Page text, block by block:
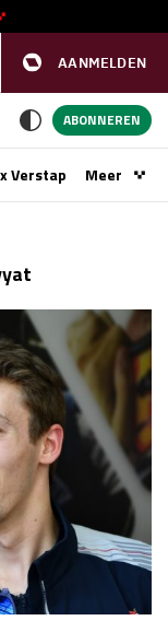
AANMELDEN
11 - 13 sep
24 - 26 sep
vr 14:00 - 15:00
za 13:00 - 15:00
09 - 11 okt
za 15:00 - 16:00
zo 14:00 - 16:00
23 - 25 okt
ABONNEREN
VerstappenMeer